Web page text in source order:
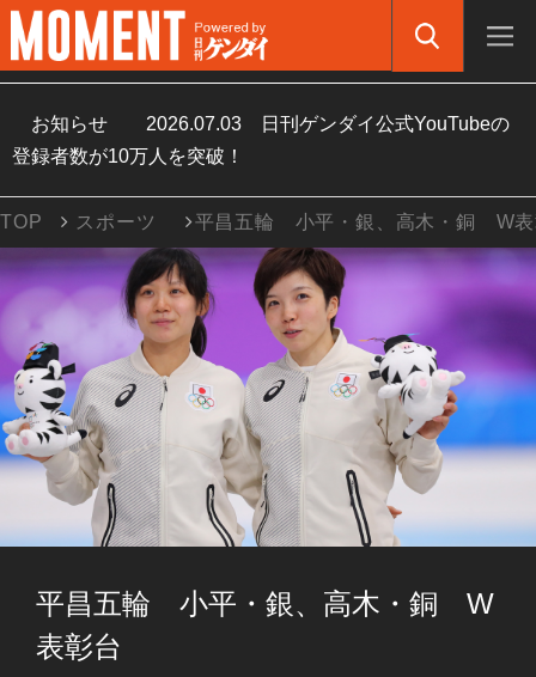
お知らせ 2026.07.03
日刊ゲンダイ公式YouTubeの
登録者数が10万人を突破！
TOP スポーツ 平昌五輪 小平・銀、高木・銅 W表
平昌五輪 小平・銀、高木・銅 W
表彰台